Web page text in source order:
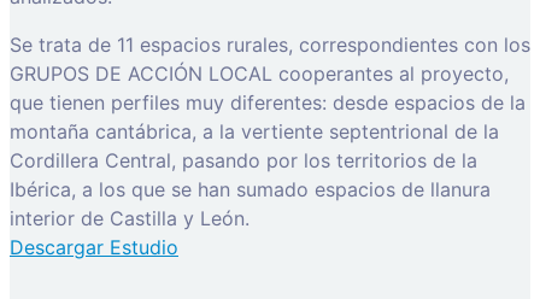
Se trata de 11 espacios rurales, correspondientes con los
GRUPOS DE ACCIÓN LOCAL cooperantes al proyecto,
que tienen perfiles muy diferentes: desde espacios de la
montaña cantábrica, a la vertiente septentrional de la
Cordillera Central, pasando por los territorios de la
Ibérica, a los que se han sumado espacios de llanura
interior de Castilla y León.
Descargar Estudio